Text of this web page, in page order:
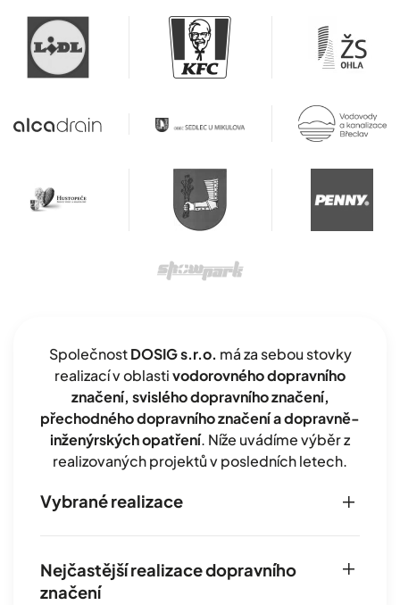
SpolečnostDOSIG s.r.o. má za sebou stovky
realizací v oblastivodorovného dopravního
značení, svislého dopravního značení,
přechodného dopravního značení a dopravně-
inženýrských opatření. Níže uvádíme výběr z
realizovaných projektů v posledních letech.
Vybrané realizace
Nejčastější realizace dopravního
značení